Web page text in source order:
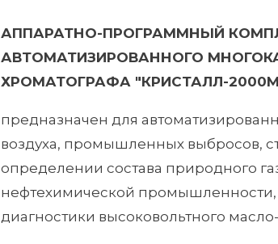
АППАРАТНО-ПРОГРАММНЫЙ
АВТОМАТИЗИРОВАННОГО
ХРОМАТОГРАФА "КРИСТАЛЛ-
предназначен для
воздуха, промышленных выбросов,
определении состава природного
нефтехимической промышленности,
диагностики высоковольтного